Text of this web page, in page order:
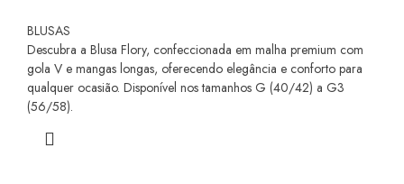
BLUSAS
Descubra a Blusa Flory, confeccionada em malha premium com
gola V e mangas longas, oferecendo elegância e conforto para
qualquer ocasião. Disponível nos tamanhos G (40/42) a G3
(56/58).